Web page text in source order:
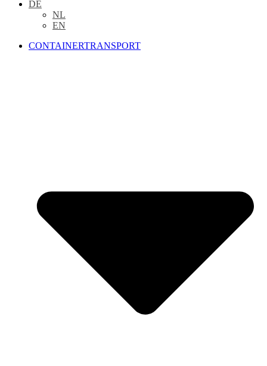
DE
NL
EN
CONTAINERTRANSPORT